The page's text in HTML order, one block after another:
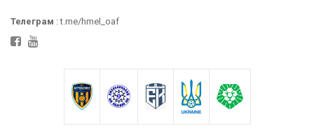
Телеграм : t.me/hmel_oaf